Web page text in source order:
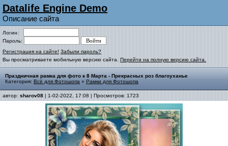
Datalife Engine Demo
Описание сайта
Логин:
Пароль:
Регистрация на сайте! Забыли пароль?
Вы просматриваете мобильную версию сайта. Перейти на полную версию сайта.
Праздничная рамка для фото к 8 Марта - Прекрасных роз благоуханье
Категория: Всё для Фотошопа » Рамки для Фотошопа
автор: sharov08 | 1-02-2022, 17:08 | Просмотров: 1723